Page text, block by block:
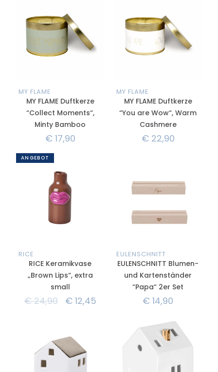
MY FLAME
MY FLAME Duftkerze
“Collect Moments“,
Minty Bamboo
€17,90
MY FLAME
MY FLAME Duftkerze
“You are Wow“, Warm
Cashmere
€22,90
ANGEBOT
RICE
RICE Keramikvase
„Brown Lips“, extra
small
€24,90 €12,45
EULENSCHNITT
EULENSCHNITT Blumen-
und Kartenständer
“Papa“ 2er Set
€ 14,90